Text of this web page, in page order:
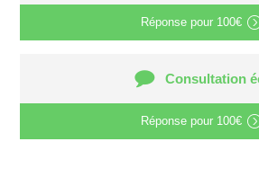
Réponse pour 100€
Consultation
Réponse pour 100€